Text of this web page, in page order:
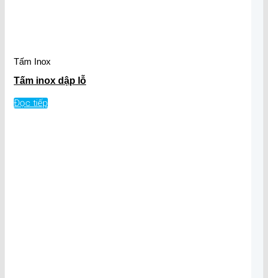
Tấm Inox
Tấm inox dập lỗ
Đọc tiếp